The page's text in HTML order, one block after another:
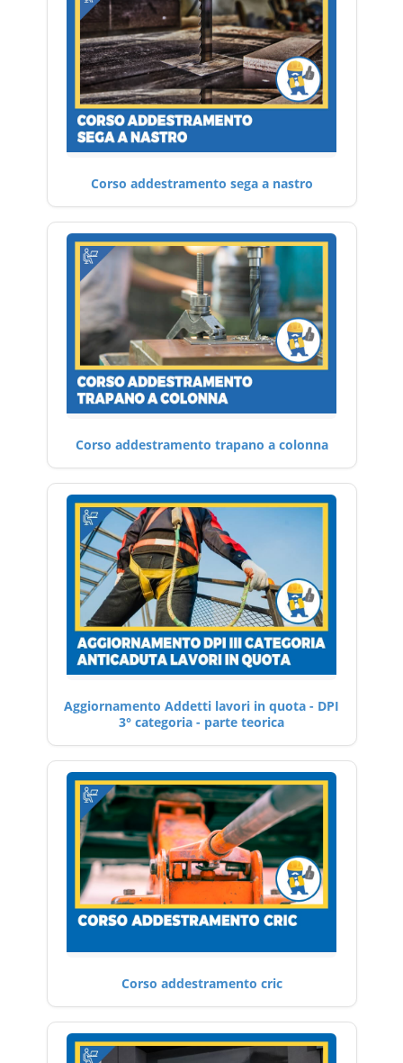
Corso addestramento sega a nastro
Corso addestramento trapano a colonna
Aggiornamento Addetti lavori in quota - DPI
3° categoria - parte teorica
Corso addestramento cric